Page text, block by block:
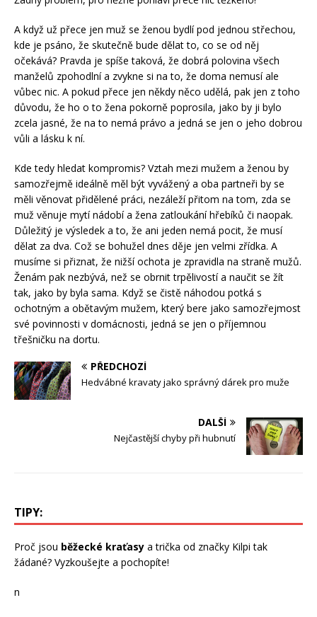
A když už přece jen muž se ženou bydlí pod jednou střechou,
kde je psáno, že skutečně bude dělat to, co se od něj
očekává? Pravda je spíše taková, že dobrá polovina všech
manželů zpohodlní a zvykne si na to, že doma nemusí ale
vůbec nic. A pokud přece jen někdy něco udělá, pak jen z toho
důvodu, že ho o to žena pokorně poprosila, jako by ji bylo
zcela jasné, že na to nemá právo a jedná se jen o jeho dobrou
vůli a lásku k ní.
Kde tedy hledat kompromis? Vztah mezi mužem a ženou by
samozřejmě ideálně měl být vyvážený a oba partneři by se
měli věnovat přidělené práci, nezáleží přitom na tom, zda se
muž věnuje mytí nádobí a žena zatloukání hřebíků či naopak.
Důležitý je výsledek a to, že ani jeden nemá pocit, že musí
dělat za dva. Což se bohužel dnes děje jen velmi zřídka. A
musíme si přiznat, že nižší ochota je zpravidla na straně mužů.
Ženám pak nezbývá, než se obrnit trpělivostí a naučit se žít
tak, jako by byla sama. Když se čistě náhodou potká s
ochotným a obětavým mužem, který bere jako samozřejmost
své povinnosti v domácnosti, jedná se jen o příjemnou
třešničku na dortu.
PŘEDCHOZÍ
Hedvábné kravaty jako správný dárek pro muže
DALŠÍ
Nejčastější chyby při hubnutí
TIPY:
Proč jsou běžecké kraťasy a trička od značky Kilpi tak
žádané? Vyzkoušejte a pochopíte!
n